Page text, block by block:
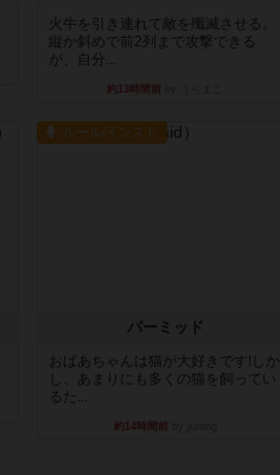
火牛を引き連れて敵を殲滅させる。
縦か斜めで前2列まで攻撃できる
が、自分...
約13時間前
ルール/インスト
パーミッド
おばあちゃんは猫が大好きです!しか
し、あまりにも多くの猫を飼ってい
るた...
約14時間前